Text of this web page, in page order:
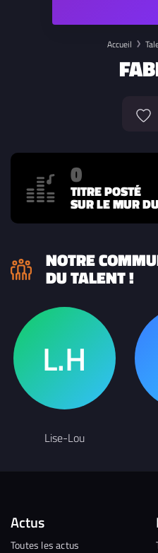
Accueil
0
TITRE POSTÉ
SUR LE MUR
NOTRE
DU TALENT !
Lise-Lou
Actus
Toutes les actus